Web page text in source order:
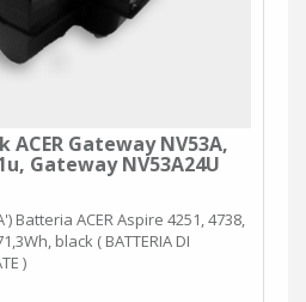
Gateway NV53A,
Gateway NV53A24U
Batteria ACER Aspire 4251, 4738,
black ( BATTERIA DI
)